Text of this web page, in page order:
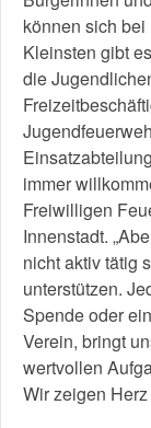
können sich
Kleinsten gibt
die
immer
Freiwilligen
Innenstadt.
nicht aktiv tätig
unterstützen.
Spende oder
Verein, bringt
wertvollen
Wir zeigen